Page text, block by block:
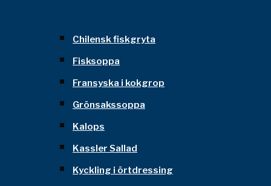
Chilensk fiskgryta
Fisksoppa
Fransyska i kokgrop
Grönsakssoppa
Kalops
Kassler Sallad
Kyckling i örtdressing